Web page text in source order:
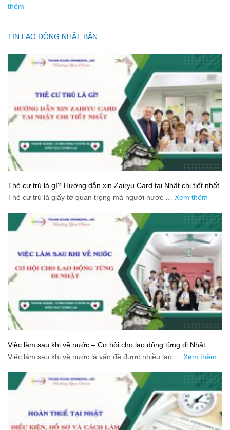
thêm
TIN LAO ĐỘNG NHẬT BẢN
Thẻ cư trú là gì? Hướng dẫn xin Zairyu Card tại Nhật chi tiết nhất
Thẻ cư trú là giấy tờ quan trọng mà người nước … Xem thêm
Việc làm sau khi về nước – Cơ hội cho lao động từng đi Nhật
Việc làm sau khi về nước là vấn đề được nhiều lao … Xem thêm